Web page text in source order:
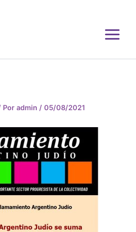
Por admin / 05/08/2021